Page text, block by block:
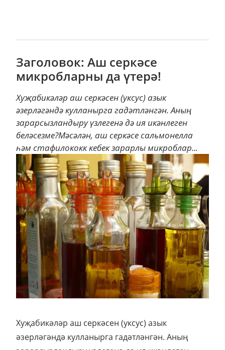
Заголовок: Аш серкәсе
микробларны да үтерә!
Хуҗабикәләр аш серкәсен (уксус) азык
әзерләгәндә кулланырга гадәтләнгән. Аның
зарарсызландыру үзлегенә дә ия икәнлеген
беләсезме?Мәсәлән, аш серкәсе сальмонелла
һәм стафилококк кебек зарарлы микроблар...
Хуҗабикәләр аш серкәсен (уксус) азык